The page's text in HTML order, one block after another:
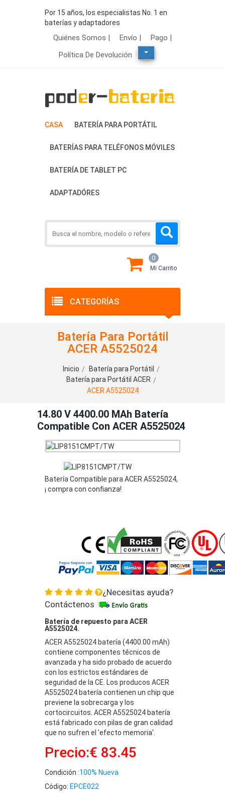
Por 15 años, los especialistas No. 1 en
baterías y adaptadores
Quiénes Somos | Envío |
Pago |
Política De Devolución
CASA BATERÍA PARA PORTÁTIL
BATERÍAS PARA TELÉFONOS MÓVILES
BATERÍA DE TABLET PC
ADAPTADÓRES
CATEGORÍAS
0
Mi Carrito
Batería Para Portátil
ACER A5525024
Inicio
Batería para Portátil
Batería para Portátil ACER
ACER A5525024
14.80 V 4400.00 MAh Batería
Compatible Con ACER A5525024
Batería Compatible para ACER A5525024,
¡ compra con confianza!
¿Necesitas ayuda?
Contáctenos
Batería de repuesto para ACER
A5525024.
ACER A5525024 batería (4400.00 mAh)
contiene componentes técnicos de
avanzada y ha sido probado de acuerdo
con los estrictos estándares de
seguridad de la CE. Los producos ACER
A5525024 batería contienen un chip que
previene la sobrecarga y los
cortocircuitos. ACER A5525024 batería
está fabricado con pilas de gran calidad
que no sufren el 'efecto memoria'.
Precio:€ 83.45
Condición :100% Nueva
Código: EPCE022